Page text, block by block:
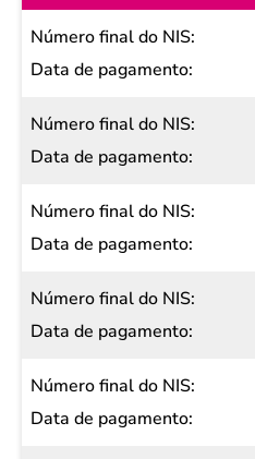
Número
final do
Data de
pagamento